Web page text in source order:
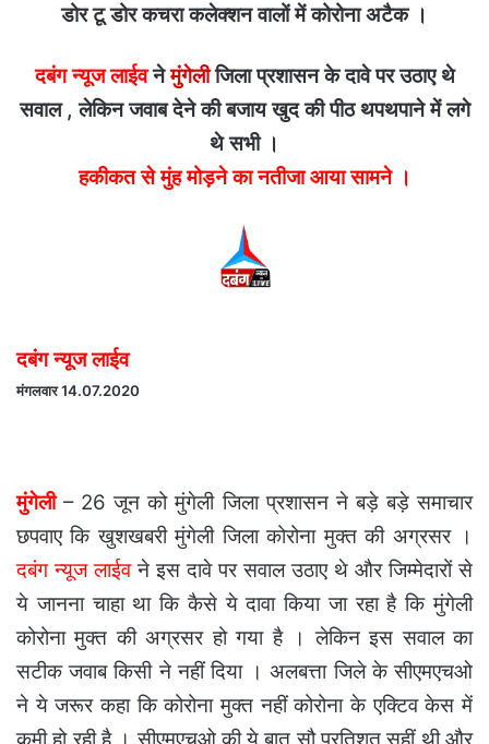
डोर टू डोर कचरा कलेक्शन वालों में कोरोना अटैक ।
दबंग न्यूज लाईवनेमुंगेलीजिला प्रशासन के दावे पर उठाए थे
सवाल , लेकिन जवाब देने की बजाय खुद की पीठ थपथपाने में लगे
थे सभी ।
हकीकत से मुंह मोड़ने का नतीजा आया सामने ।
दबंग न्यूज लाईव
मंगलवार 14.07.2020
मुंगेली– 26 जून को मुंगेली जिला प्रशासन ने बड़े बड़े समाचार
छपवाए कि खुशखबरी मुंगेली जिला कोरोना मुक्त की अग्रसर ।
दबंग न्यूज लाईवने इस दावे पर सवाल उठाए थे और जिम्मेदारों से
ये जानना चाहा था कि कैसे ये दावा किया जा रहा है कि मुंगेली
कोरोना मुक्त की अग्रसर हो गया है । लेकिन इस सवाल का
सटीक जवाब किसी ने नहीं दिया । अलबत्ता जिले के सीएमएचओ
ने ये जरूर कहा कि कोरोना मुक्त नहीं कोरोना के एक्टिव केस में